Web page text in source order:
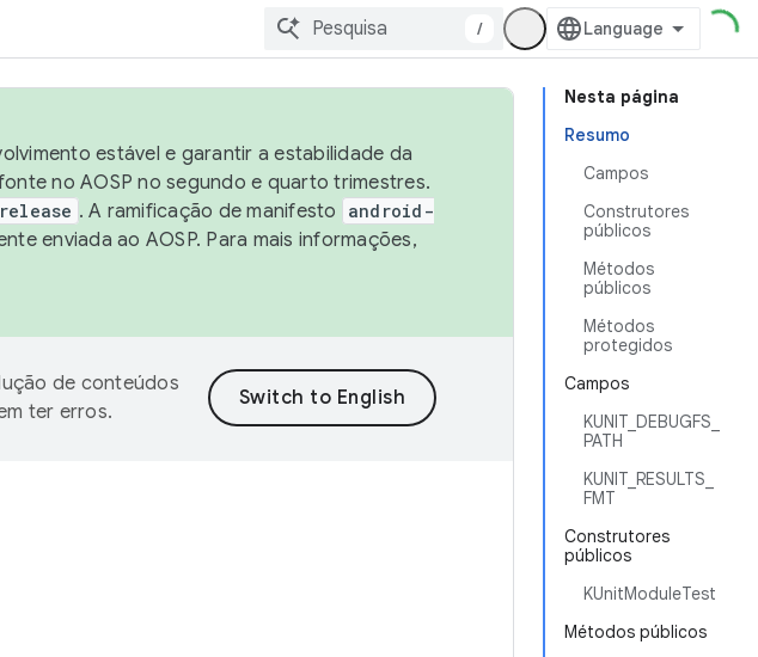
/
Nesta página
Resumo
Campos
Construtores
públicos
Métodos
públicos
Métodos
protegidos
Campos
KUNIT_DEBUGFS_
PATH
KUNIT_RESULTS_
FMT
Construtores
públicos
KUnitModuleTest
Métodos públicos
estável e garantir a estabilidade da
no AOSP no segundo e quarto trimestres.
. A ramificação de manifesto
android-
enviada ao AOSP. Para mais informações,
de conteúdos
ter erros.